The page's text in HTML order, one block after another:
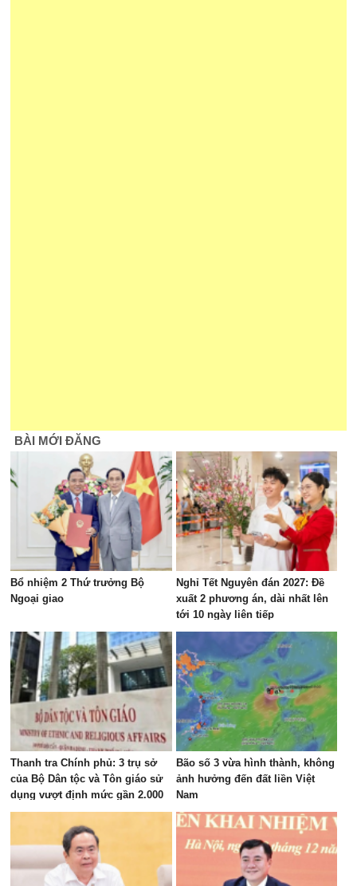
BÀI MỚI ĐĂNG
Bổ nhiệm 2 Thứ trưởng Bộ
Ngoại giao
Nghỉ Tết Nguyên đán 2027: Đề
xuất 2 phương án, dài nhất lên
tới 10 ngày liên tiếp
Thanh tra Chính phủ: 3 trụ sở
của Bộ Dân tộc và Tôn giáo sử
dụng vượt định mức gần 2.000
m²
Bão số 3 vừa hình thành, không
ảnh hưởng đến đất liền Việt
Nam